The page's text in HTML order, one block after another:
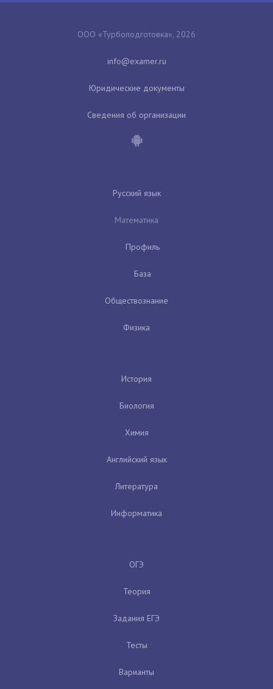
ООО «Турбоподготовка», 2026
Юридические документы
Сведения об организации
Русский язык
Математика
Профиль
База
Обществознание
Физика
История
Биология
Химия
Английский язык
Литература
Информатика
ОГЭ
Теория
Задания ЕГЭ
Тесты
Варианты